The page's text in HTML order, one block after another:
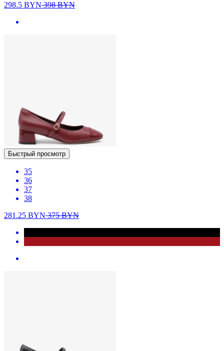
298.5 BYN398BYN
Быстрый просмотр
35
36
37
38
281.25 BYN375BYN